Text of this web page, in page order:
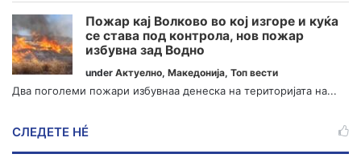
Пожар кај Волково во кој изгоре и куќа
се става под контрола, нов пожар
избувна зад Водно
under Актуелно, Македонија, Топ вести
Два поголеми пожари избувнаа денеска на територијата на...
СЛЕДЕТЕ НÉ